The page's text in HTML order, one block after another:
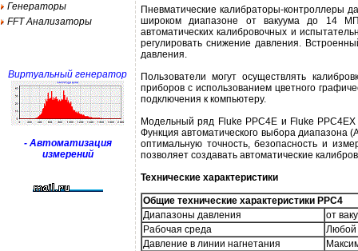
Генераторы
FFT Анализаторы
Виртуальный генератор
- Автоматизация
измерений
Пневматические калибраторы-контроллеры
широком диапазоне от вакуума до 14
автоматических калибровочных и
регулировать снижение давления.
давления.
Пользователи могут осуществлять
приборов с использованием цветного
подключения к компьютеру.
Модельный ряд Fluke PPC4E и Fluke
Функция автоматического выбора диапазона
оптимальную точность, безопасность и
позволяет создавать автоматические
Технические характеристики
Общие технические характеристики PPC4
Диапазоны давления
от
Рабочая среда
Любой
Давление в линии нагнетания